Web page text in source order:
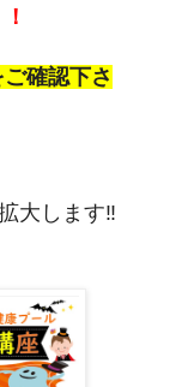
確認下さ
大します‼